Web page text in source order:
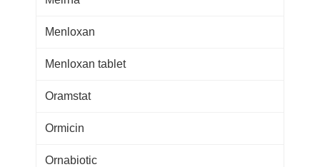
Menloxan
Menloxan tablet
Oramstat
Ormicin
Ornabiotic